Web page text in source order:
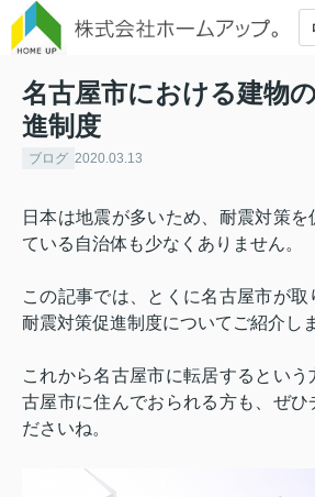
名古屋市における建物
進制度
ブログ 2020.03.13
日本は地震が多いため、耐震対策
ている自治体も少なくありません。
この記事では、とくに名古屋市が
耐震対策促進制度についてご紹介し
これから名古屋市に転居するという
古屋市に住んでおられる方も、ぜひ
ださいね。